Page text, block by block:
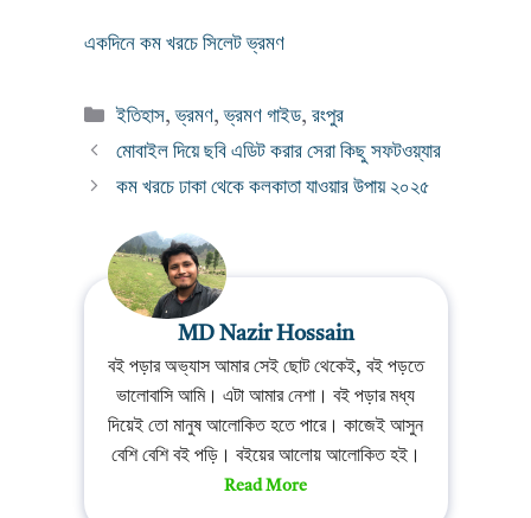
একদিনে কম খরচে সিলেট ভ্রমণ
Categories
ইতিহাস,ভ্রমণ,ভ্রমণ গাইড, রংপুর
মোবাইল দিয়ে ছবি এডিট করার সেরা কিছু সফটওয়্যার
কম খরচে ঢাকা থেকে কলকাতা যাওয়ার উপায় ২০২৫
MD Nazir Hossain
বই পড়ার অভ্যাস আমার সেই ছোট থেকেই, বই পড়তে
ভালোবাসি আমি। এটা আমার নেশা। বই পড়ার মধ্য
দিয়েই তো মানুষ আলোকিত হতে পারে। কাজেই আসুন
বেশি বেশি বই পড়ি। বইয়ের আলোয় আলোকিত হই।
Read More